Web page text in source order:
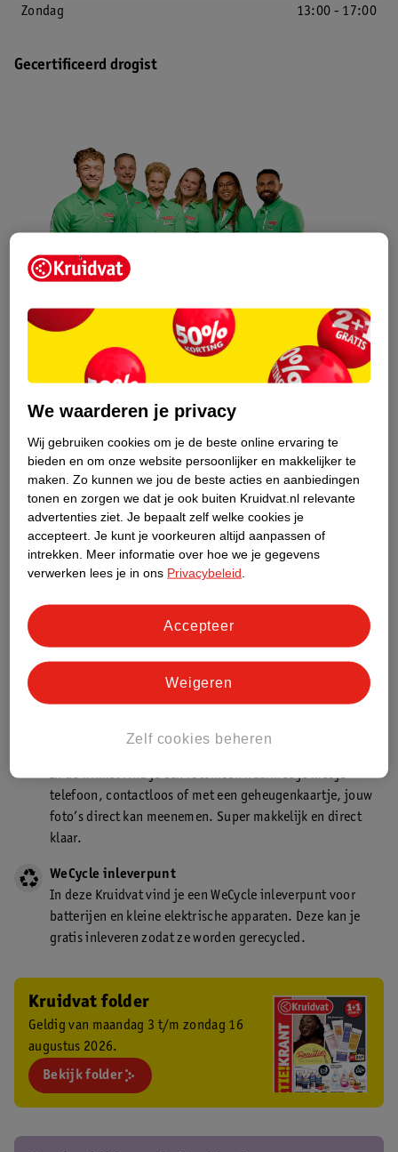
Zondag
13:00 - 17:00
Gecertificeerd drogist
Kruidvat is een erkend specialist in
zelfzorg, ook online. Wat je
gezondheidsvraag ook is, stel hem aan
Stel je gezondheidsvraag
Ook in deze winkel
Kruidvat.nl ophaalpunt
Laat je bestelling snel en gemakkelijk bezorgen in de
Kruidvat is een gecertificeerd drogist. Dit betekent dat je
In de winkel vind je een fotokiosk waarmee je met je
telefoon, contactloos of met een geheugenkaartje, jouw
foto’s direct kan meenemen. Super makkelijk en direct
klaar.
WeCycle inleverpunt
In deze Kruidvat vind je een WeCycle inleverpunt voor
batterijen en kleine elektrische apparaten. Deze kan je
gratis inleveren zodat ze worden gerecycled.
Kruidvat folder
Geldig van maandag 3 t/m zondag 16
augustus 2026.
Bekijk folder
We waarderen je privacy
Wij gebruiken cookies om je de beste online ervaring te
bieden en om onze website persoonlijker en makkelijker te
maken. Zo kunnen we jou de beste acties en aanbiedingen
tonen en zorgen we dat je ook buiten Kruidvat.nl relevante
advertenties ziet. Je bepaalt zelf welke cookies je
accepteert. Je kunt je voorkeuren altijd aanpassen of
intrekken.
Meer informatie over hoe we je gegevens
verwerken lees je in ons Privacybeleid
Zelf cookies beheren
Weigeren
Accepteer